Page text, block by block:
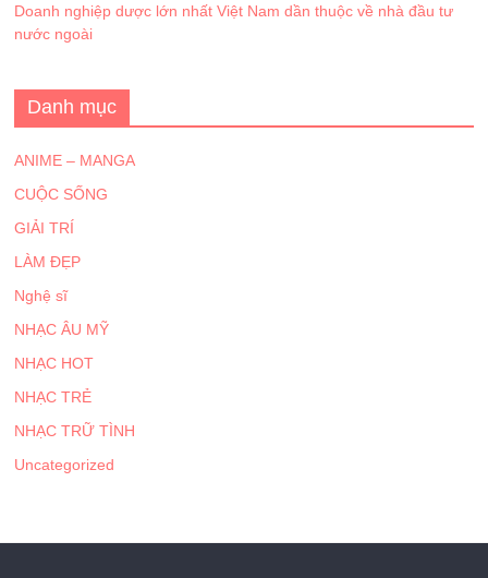
Doanh nghiệp dược lớn nhất Việt Nam dần thuộc về nhà đầu tư
nước ngoài
Danh mục
ANIME – MANGA
CUỘC SỐNG
GIẢI TRÍ
LÀM ĐẸP
Nghệ sĩ
NHẠC ÂU MỸ
NHẠC HOT
NHẠC TRẺ
NHẠC TRỮ TÌNH
Uncategorized